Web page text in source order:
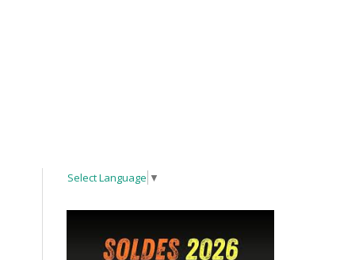
Select Language ▼